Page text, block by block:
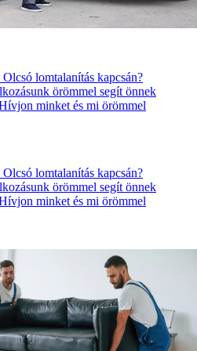
lomtalanítás kapcsán?
örömmel segít önnek
minket és mi örömmel
lomtalanítás kapcsán?
örömmel segít önnek
minket és mi örömmel